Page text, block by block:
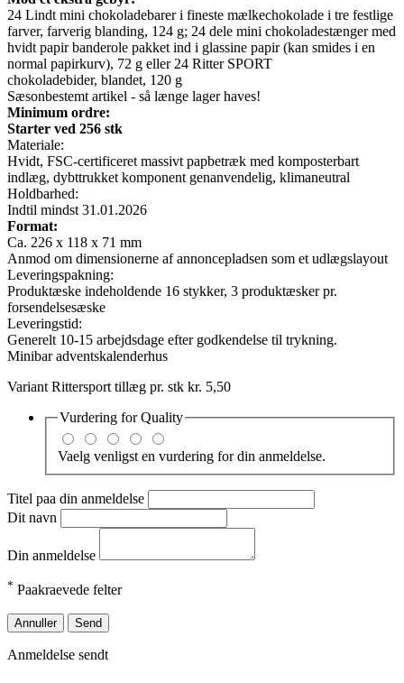
24 Lindt mini chokoladebarer i fineste mælkechokolade i tre festlige
farver, farverig blanding, 124 g; 24 dele mini chokoladestænger med
hvidt papir banderole pakket ind i glassine papir (kan smides i en
normal papirkurv), 72 g eller 24 Ritter SPORT
chokoladebider, blandet, 120 g
Sæsonbestemt artikel - så længe lager haves!
Minimum ordre:
Starter ved 256 stk
Materiale:
Hvidt, FSC-certificeret massivt papbetræk med komposterbart
indlæg, dybttrukket komponent genanvendelig, klimaneutral
Holdbarhed:
Indtil mindst 31.01.2026
Format:
Ca. 226 x 118 x 71 mm
Anmod om dimensionerne af annoncepladsen som et udlægslayout
Leveringspakning:
Produktæske indeholdende 16 stykker, 3 produktæsker pr.
forsendelsesæske
Leveringstid:
Generelt 10-15 arbejdsdage efter godkendelse til trykning.
Minibar adventskalenderhus
Variant Rittersport tillæg pr. stk kr. 5,50
Vurdering forQuality
Vaelg venligst en vurdering for din anmeldelse.
Titel paa din anmeldelse
Dit navn
Din anmeldelse
* Paakraevede felter
Annuller Send
Anmeldelse sendt